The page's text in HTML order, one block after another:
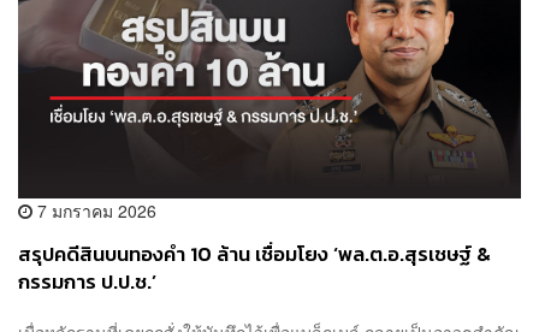
7 มกราคม 2026
สรุปคดีสินบนทองคำ 10 ล้าน เชื่อมโยง ‘พล.ต.อ.สุรเชษฐ์ &
กรรมการ ป.ป.ช.’